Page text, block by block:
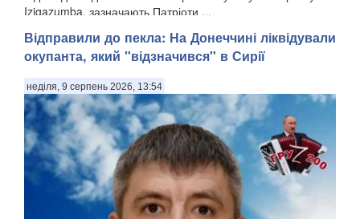
Izigazumba, зазначають Патріоти ...
Відправили до пекла: На Донеччині ліквідували
окупанта, який "відзначився" в Сирії
неділя, 9 серпень 2026, 13:54